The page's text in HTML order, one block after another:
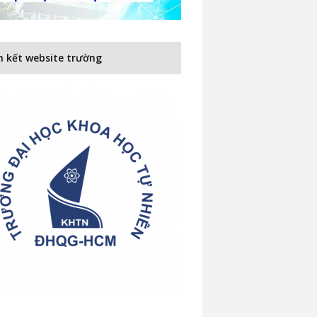
kết website trường